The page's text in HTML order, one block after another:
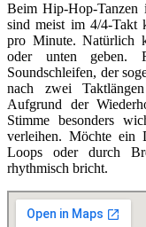
Beim Hip-Hop-Tanzen
sind meist im 4/4-Takt
pro Minute. Natürlich
oder unten geben.
Soundschleifen, der
nach zwei
Aufgrund der
Stimme besonders
verleihen. Möchte ein
Loops oder durch
rhythmisch bricht.